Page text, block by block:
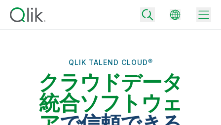
Qlik が選ばれる理由
Back
QLIK TALEND CLOUD®
クラウドデータ
統合ソフトウェ